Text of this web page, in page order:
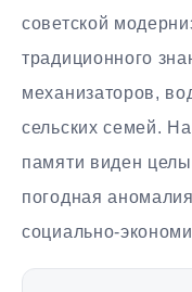
советской
традиционного
механизаторов,
сельских семей.
памяти виден
погодная
социально-